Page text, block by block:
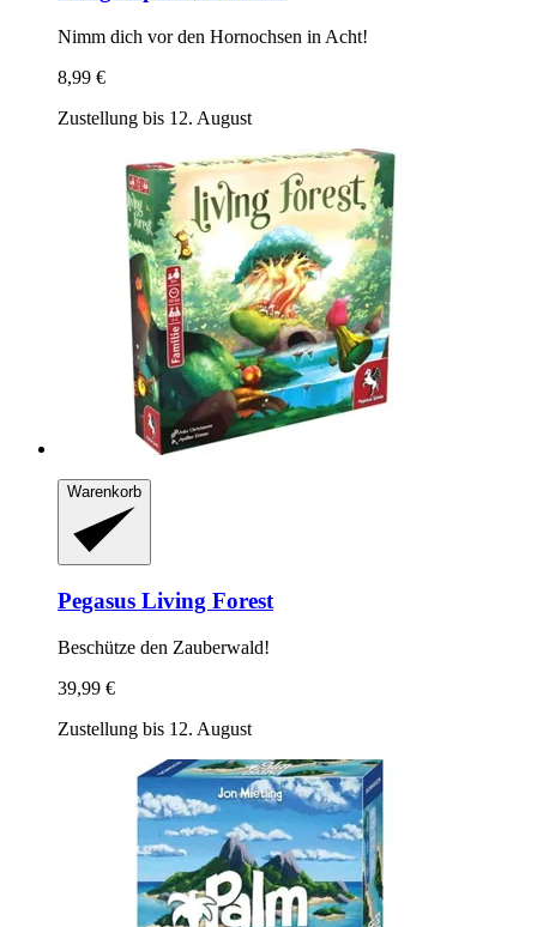
Nimm dich vor den Hornochsen in Acht!
8,99 €
Zustellung bis 12. August
Warenkorb
Pegasus Living Forest
Beschütze den Zauberwald!
39,99 €
Zustellung bis 12. August